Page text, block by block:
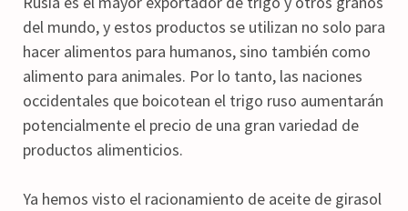
del mundo, y estos productos se utilizan no solo para
hacer alimentos para humanos, sino también como
alimento para animales. Por lo tanto, las naciones
occidentales que boicotean el trigo ruso aumentarán
potencialmente el precio de una gran variedad de
productos alimenticios.
Ya hemos visto el racionamiento de aceite de girasol